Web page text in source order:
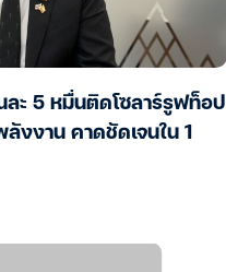
ละ 5 หมื่นติดโซลาร์รูฟท็อป
งงาน คาดชัดเจนใน 1